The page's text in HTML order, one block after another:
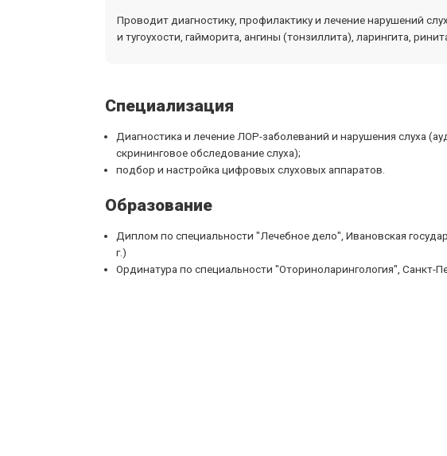
Проводит диагностику, профилактику и лечение нарушений
и тугоухости, гайморита, ангины (тонзиллита), ларингита,
Специализация
Диагностика и лечение ЛОР-заболеваний и нарушения слуха
скрининговое обследование слуха);
подбор и настройка цифровых слуховых аппаратов.
Образование
Диплом по специальности "Лечебное дело", Ивановская
г.)
Ординатура по специальности "Оториноларингология", Санкт-